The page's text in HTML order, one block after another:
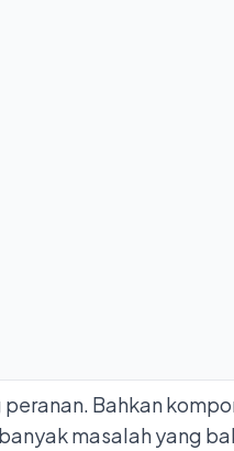
Bahkan
masalah yang